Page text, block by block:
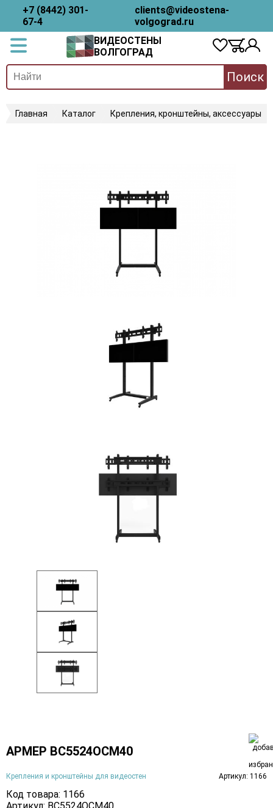
+7 (8442) 301-
67-4
clients@videostena-
volgograd.ru
ВИДЕОСТЕНЫ
ВОЛГОГРАД
Поиск
Главная Каталог Крепления, кронштейны, аксессуары
АРМЕР ВС5524ОСМ40
Крепления и кронштейны для видеостен Артикул: 1166
Код товара: 1166